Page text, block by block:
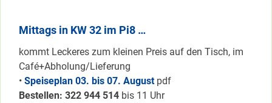
Mittags in KW 32 im Pi8 …
kommt Leckeres zum kleinen Preis auf den Tisch, im
Café+Abholung/Lieferung
• Speiseplan 03. bis 07. August pdf
Bestellen: 322 944 514 bis 11 Uhr